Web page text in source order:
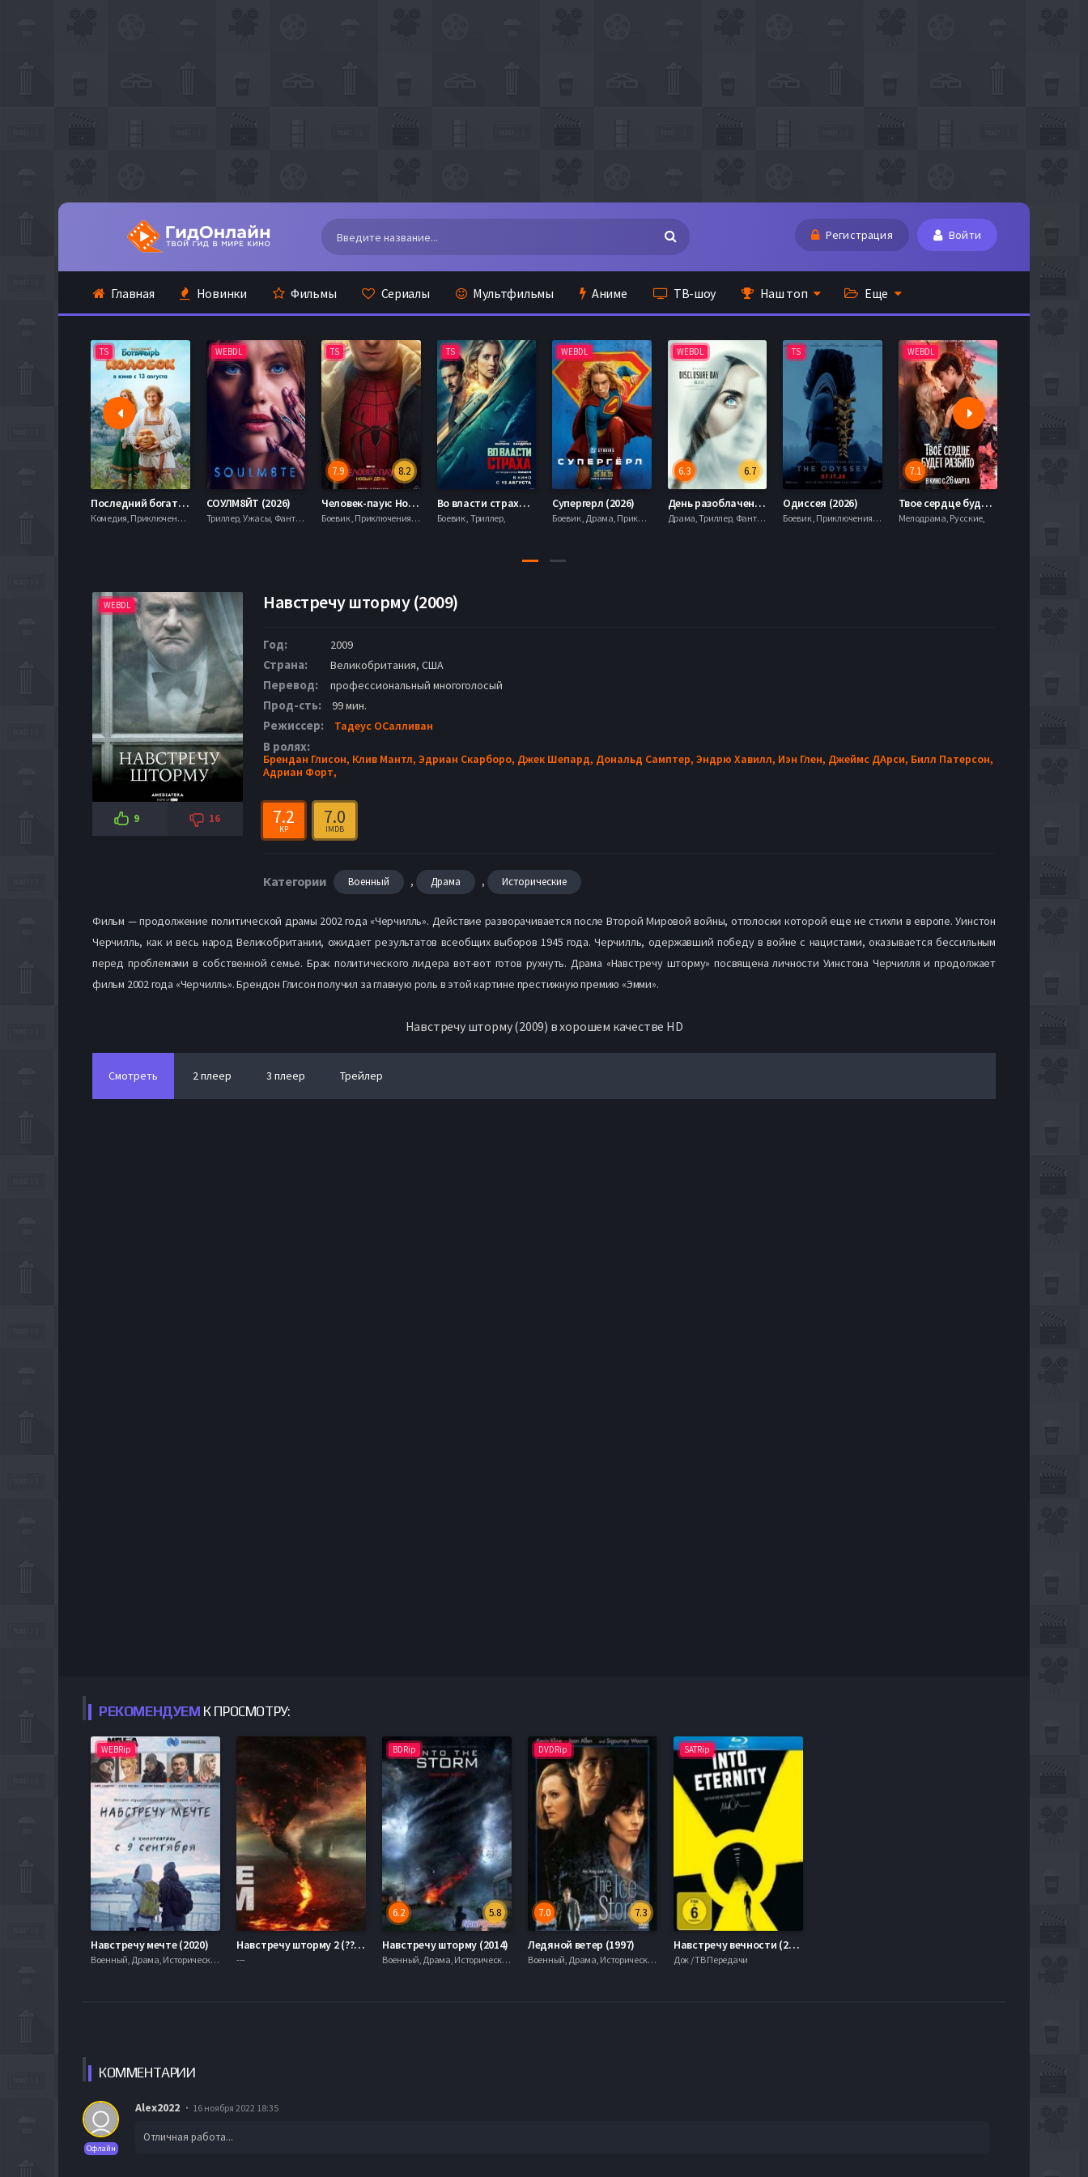
Регистрация Войти
Главная Новинки Фильмы Сериалы Мультфильмы Аниме ТВ-шоу Наш топ Еще
TS
Последний богатырь. Колобок (2026)
Комедия, Приключения, Фэнтези,
WEBDL
СОУЛМ8ЙТ (2026)
Триллер, Ужасы, Фантастика,
TS
8.2
7.9
Человек-паук: Новый день (2026)
Боевик , Приключения, Фантастика, Фэнтези,
TS
Во власти страха (2026)
Боевик , Триллер,
WEBDL
Супергерл (2026)
Боевик , Драма, Приключения, Фантастика,
WEBDL
6.7
6.3
День разоблачения (2026)
Драма, Триллер, Фантастика,
TS
Одиссея (2026)
Боевик , Приключения, Фэнтези,
WEBDL
7.1
Твое сердце будет разбито (2026)
Мелодрама, Русские,
WEBDL
9 16
Навстречу шторму (2009)
Год: 2009
Страна: Великобритания, США
Перевод: профессиональный многоголосый
Прод-сть: 99 мин.
Режиссер: Тадеус ОСалливан
В ролях:
Брендан Глисон, Клив Мантл, Эдриан Скарборо, Джек Шепард, Дональд Самптер, Эндрю Хавилл, Иэн Глен, Джеймс ДАрси, Билл Патерсон,
Адриан Форт,
7.2
KP
7.0
IMDB
Категории Военный , Драма , Исторические
Фильм — продолжение политической драмы 2002 года «Черчилль». Действие разворачивается после Второй Мировой войны, отголоски которой еще не стихли в европе. Уинстон
Черчилль, как и весь народ Великобритании, ожидает результатов всеобщих выборов 1945 года. Черчилль, одержавший победу в войне с нацистами, оказывается бессильным
перед проблемами в собственной семье. Брак политического лидера вот-вот готов рухнуть. Драма «Навстречу шторму» посвящена личности Уинстона Черчилля и продолжает
фильм 2002 года «Черчилль». Брендон Глисон получил за главную роль в этой картине престижную премию «Эмми».
Навстречу шторму (2009) в хорошем качестве HD
Смотреть 2 плеер 3 плеер Трейлер
РЕКОМЕНДУЕМ К ПРОСМОТРУ:
WEBRip
Навстречу мечте (2020)
Военный, Драма, Исторические, 2009, 720hd, mobilen
Навстречу шторму 2 (????)
---
BDRip
5.8
6.2
Навстречу шторму (2014)
Военный, Драма, Исторические, 2009, 720hd, mobilen
DVDRip
7.3
7.0
Ледяной ветер (1997)
Военный, Драма, Исторические, 2009, 720hd, mobilen
SATRip
Навстречу вечности (2010)
Док / ТВ Передачи
КОММЕНТАРИИ
Офлайн
Alex2022 16 ноября 2022 18:35
Отличная работа...